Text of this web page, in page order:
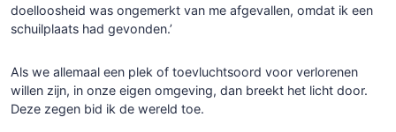
doelloosheid was ongemerkt van me afgevallen, omdat ik een
schuilplaats had gevonden.’
Als we allemaal een plek of toevluchtsoord voor verlorenen
willen zijn, in onze eigen omgeving, dan breekt het licht door.
Deze zegen bid ik de wereld toe.